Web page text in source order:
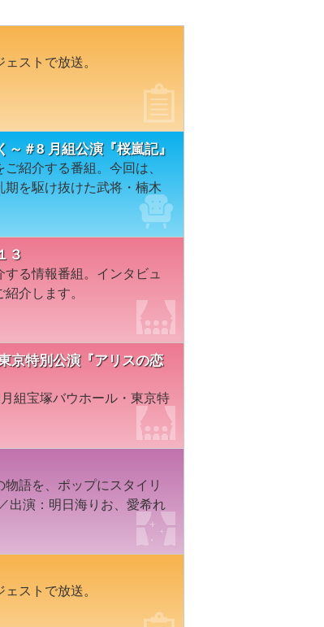
ストで放送。
＃8 月組公演『桜嵐記』
紹介する番組。今回は、
期を駆け抜けた武将・楠木
３
る情報番組。インタビュ
介します。
京特別公演『アリスの恋
組宝塚バウホール・東京特
語を、ポップにスタイリ
出演：明日海りお、愛希れ
ストで放送。